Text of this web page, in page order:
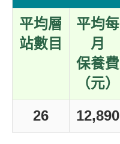
平均層
站數目
平均每
月
保養費
（元）
26 12,890